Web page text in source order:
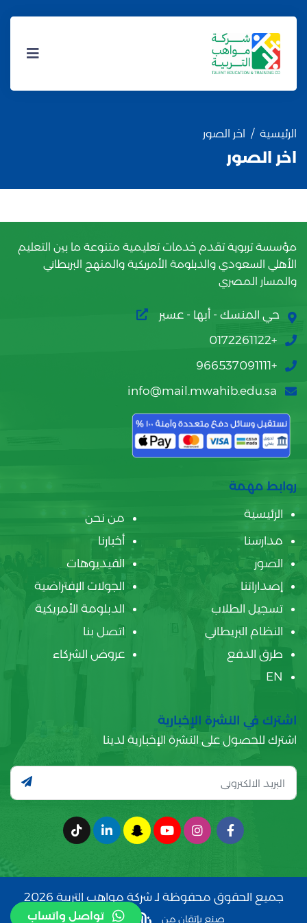
الرئيسية اخر الصور
اخر الصور
تواصل واتساب
مؤسسة تربوية تقدم خدمات تعليمية متنوعة ما بين التعليم
الأهلي السعودي والدبلومة الأمريكية والمنهج البريطاني
والمسار المصري
حي المنسك - أبها - عسير
+0172261122
+966537091111
info@mail.mwahib.edu.sa
روابط مهمة
الرئيسية
من نحن
مدارسنا
أخبارنا
الصور
الفيديوهات
إصداراتنا
الجولات الإفتراضية
تسجيل الطلاب
الدبلومة الأمريكية
النظام البريطاني
اتصل بنا
طرق الدفع
عروض الشركاء
EN
اشترك في النشرة الإخبارية
اشترك للحصول على النشرة الإخبارية لدينا
جميع الحقوق محفوظة لـ شركة مواهب التربية 2026
صنع بإتقان من